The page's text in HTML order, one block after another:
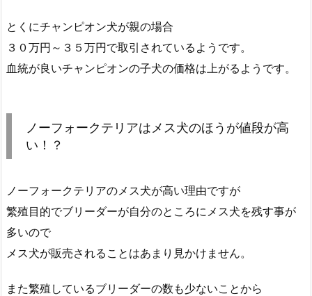
とくにチャンピオン犬が親の場合
３０万円～３５万円で取引されているようです。
血統が良いチャンピオンの子犬の価格は上がるようです。
ノーフォークテリアはメス犬のほうが値段が高
い！？
ノーフォークテリアのメス犬が高い理由ですが
繁殖目的でブリーダーが自分のところにメス犬を残す事が
多いので
メス犬が販売されることはあまり見かけません。
また繁殖しているブリーダーの数も少ないことから